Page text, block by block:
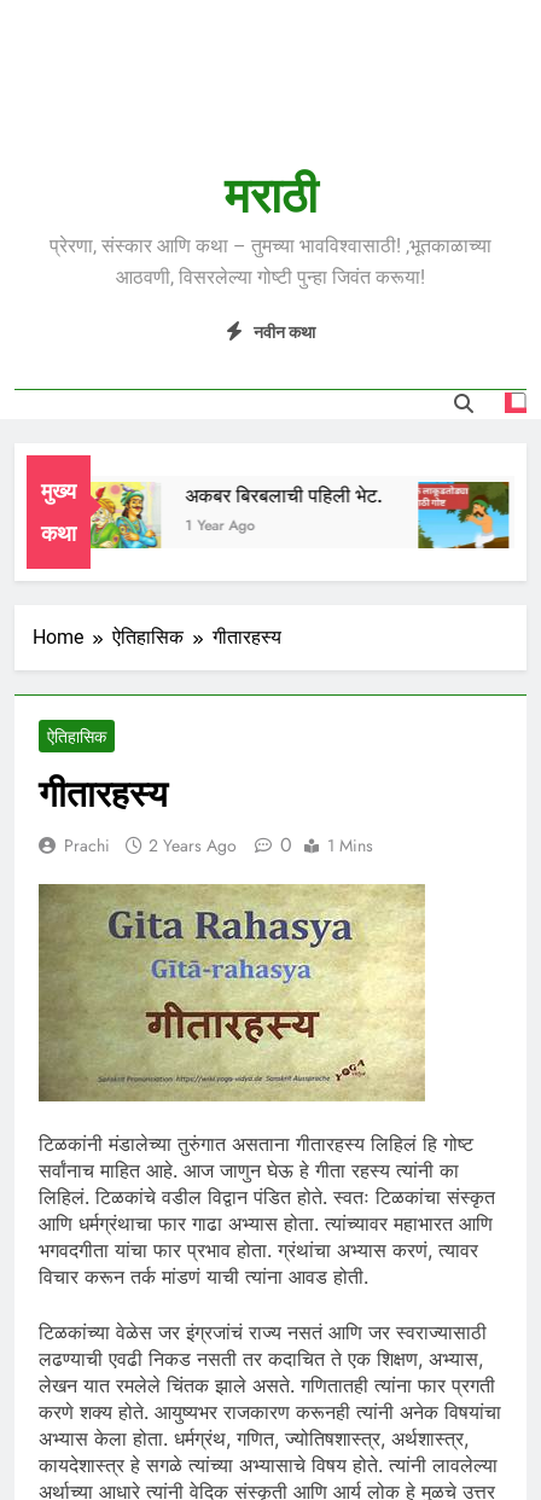
मराठी
प्रेरणा, संस्कार आणि कथा – तुमच्या भावविश्वासाठी! ,भूतकाळाच्या
आठवणी, विसरलेल्या गोष्टी पुन्हा जिवंत करूया!
नवीन कथा
मुख्य
कथा
अकबर बिरबलाची पहिली भेट.
1 Year Ago 1
Home ऐतिहासिक गीतारहस्य
ऐतिहासिक
गीतारहस्य
Prachi 2 Years Ago 0 1 Mins
टिळकांनी मंडालेच्या तुरुंगात असताना गीतारहस्य लिहिलं हि गोष्ट
सर्वांनाच माहित आहे. आज जाणुन घेऊ हे गीता रहस्य त्यांनी का
लिहिलं. टिळकांचे वडील विद्वान पंडित होते. स्वतः टिळकांचा संस्कृत
आणि धर्मग्रंथाचा फार गाढा अभ्यास होता. त्यांच्यावर महाभारत आणि
भगवदगीता यांचा फार प्रभाव होता. ग्रंथांचा अभ्यास करणं, त्यावर
विचार करून तर्क मांडणं याची त्यांना आवड होती.
टिळकांच्या वेळेस जर इंग्रजांचं राज्य नसतं आणि जर स्वराज्यासाठी
लढण्याची एवढी निकड नसती तर कदाचित ते एक शिक्षण, अभ्यास,
लेखन यात रमलेले चिंतक झाले असते. गणितातही त्यांना फार प्रगती
करणे शक्य होते. आयुष्यभर राजकारण करूनही त्यांनी अनेक विषयांचा
अभ्यास केला होता. धर्मग्रंथ, गणित, ज्योतिषशास्त्र, अर्थशास्त्र,
कायदेशास्त्र हे सगळे त्यांच्या अभ्यासाचे विषय होते. त्यांनी लावलेल्या
अर्थाच्या आधारे त्यांनी वेदिक संस्कृती आणि आर्य लोक हे मुळचे उत्तर